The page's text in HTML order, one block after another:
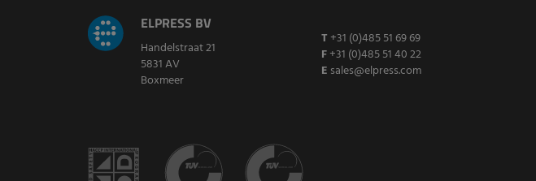
ELPRESS BV
Handelstraat 21
5831 AV
Boxmeer
T +31 (0)485 51 69 69
F+31 (0)485 51 40 22
E sales@elpress.com